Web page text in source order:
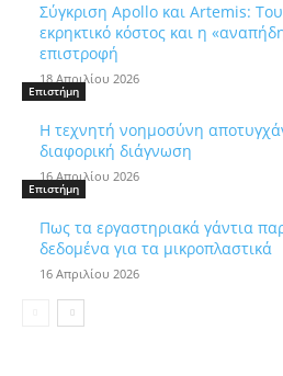
Σύγκριση Apollo και Artemis:
εκρηκτικό κόστος και η
επιστροφή
18 Απριλίου 2026
Επιστήμη
Η τεχνητή νοημοσύνη
διαφορική διάγνωση
16 Απριλίου 2026
Επιστήμη
Πως τα εργαστηριακά γάντια
δεδομένα για τα μικροπλαστικά
16 Απριλίου 2026